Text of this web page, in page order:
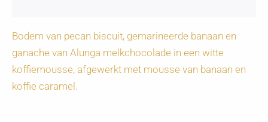
Bodem van pecan biscuit, gemarineerde banaan en
ganache van Alunga melkchocolade in een witte
koffiemousse, afgewerkt met mousse van banaan en
koffie caramel.